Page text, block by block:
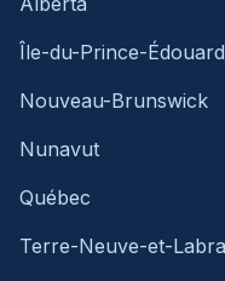
Île-du-Prince-Édouard
Nouveau-Brunswick
Nunavut
Québec
Terre-Neuve-et-